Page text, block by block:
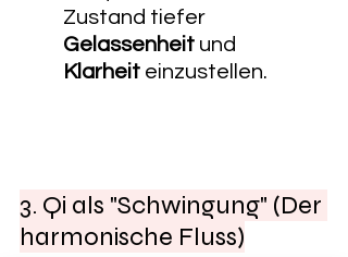
Zustand tiefer
Gelassenheit und
Klarheit einzustellen.
3. Qi als "Schwingung" (Der
harmonische Fluss)